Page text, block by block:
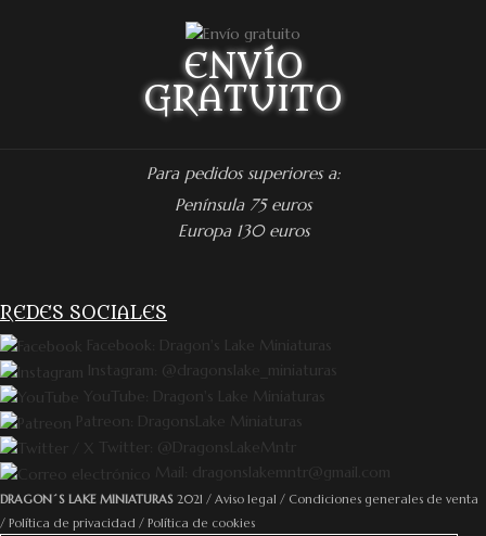
ENVÍO
GRATUITO
Para pedidos superiores a:
Península 75 euros
Europa 130 euros
REDES SOCIALES
Facebook: Dragon's Lake Miniaturas
Instagram: @dragonslake_miniaturas
YouTube: Dragon's Lake Miniaturas
Patreon: DragonsLake Miniaturas
Twitter: @DragonsLakeMntr
Mail: dragonslakemntr@gmail.com
DRAGON´S LAKE MINIATURAS 2021 / Aviso legal / Condiciones generales de venta
/ Política de privacidad / Política de cookies